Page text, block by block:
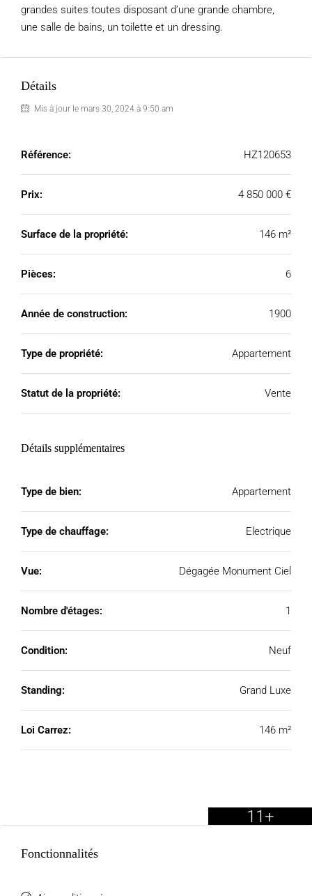
grandes suites toutes disposant d’une grande chambre,
une salle de bains, un toilette et un dressing.
Détails
Mis à jour le mars 30, 2024 à 9:50 am
Référence: HZ120653
Prix: 4 850 000 €
Surface de la propriété: 146 m²
Pièces: 6
Année de construction: 1900
Type de propriété: Appartement
Statut de la propriété: Vente
Détails supplémentaires
Type de bien: Appartement
Type de chauffage: Electrique
Vue: Dégagée Monument Ciel
Nombre d'étages: 1
Condition: Neuf
Standing: Grand Luxe
Loi Carrez: 146 m²
11+
Fonctionnalités